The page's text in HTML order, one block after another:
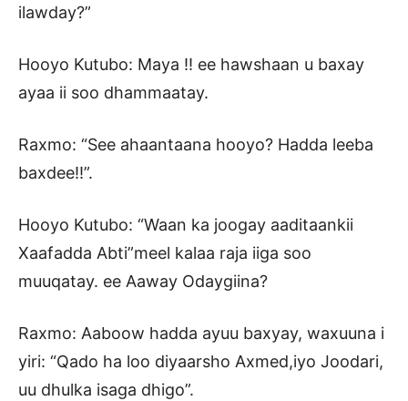
ilawday?”
Hooyo Kutubo: Maya !! ee hawshaan u baxay
ayaa ii soo dhammaatay.
Raxmo: “See ahaantaana hooyo? Hadda leeba
baxdee!!”.
Hooyo Kutubo: “Waan ka joogay aaditaankii
Xaafadda Abti”meel kalaa raja iiga soo
muuqatay. ee Aaway Odaygiina?
Raxmo: Aaboow hadda ayuu baxyay, waxuuna i
yiri: “Qado ha loo diyaarsho Axmed,iyo Joodari,
uu dhulka isaga dhigo”.